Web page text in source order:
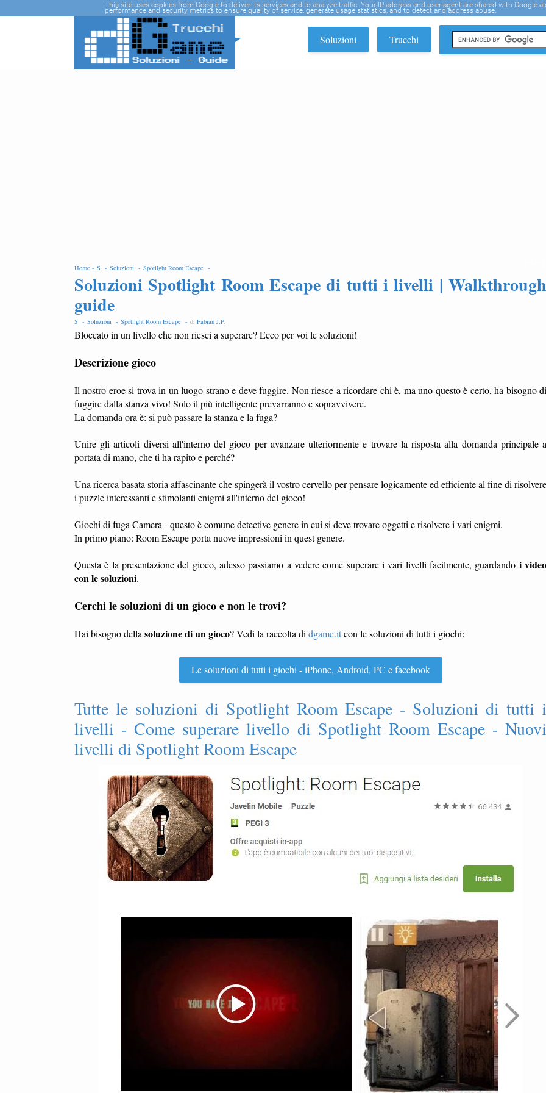
Soluzioni Trucchi
Home - S - Soluzioni - Spotlight Room Escape -
Soluzioni Spotlight Room Escape di tutti i livelli | Walkthrough
guide
S - Soluzioni - Spotlight Room Escape - di Fabian J.P.
Bloccato in un livello che non riesci a superare? Ecco per voi le soluzioni!
Descrizione gioco
Il nostro eroe si trova in un luogo strano e deve fuggire. Non riesce a ricordare chi è, ma uno questo è certo, ha bisogno di
fuggire dalla stanza vivo! Solo il più intelligente prevarranno e sopravvivere.
La domanda ora è: si può passare la stanza e la fuga?
Unire gli articoli diversi all'interno del gioco per avanzare ulteriormente e trovare la risposta alla domanda principale a
portata di mano, che ti ha rapito e perché?
Una ricerca basata storia affascinante che spingerà il vostro cervello per pensare logicamente ed efficiente al fine di risolvere
i puzzle interessanti e stimolanti enigmi all'interno del gioco!
Giochi di fuga Camera - questo è comune detective genere in cui si deve trovare oggetti e risolvere i vari enigmi.
In primo piano: Room Escape porta nuove impressioni in quest genere.
Questa è la presentazione del gioco, adesso passiamo a vedere come superare i vari livelli facilmente, guardando i video
con le soluzioni.
Cerchi le soluzioni di un gioco e non le trovi?
Hai bisogno della soluzione di un gioco? Vedi la raccolta di dgame.itcon le soluzioni di tutti i giochi:
Le soluzioni di tutti i giochi - iPhone, Android, PC e facebook
Tutte le soluzioni di Spotlight Room Escape - Soluzioni di tutti i
livelli - Come superare livello di Spotlight Room Escape - Nuovi
livelli di Spotlight Room Escape
This site uses cookies from Google to deliver its services and to analyze traffic. Your IP address and user-agent are shared with Google
performance and security metrics to ensure quality of service, generate usage statistics, and to detect and address abuse.